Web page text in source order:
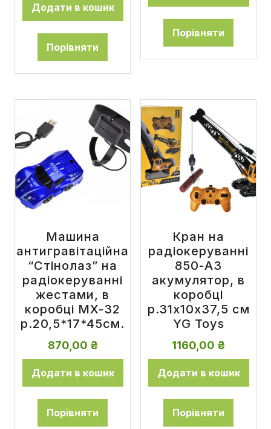
Додати в кошик
Порівняти
Порівняти
Машина
антигравітаційна
“Стінолаз” на
радіокеруванні
жестами, в
коробці MX-32
р.20,5*17*45см.
870,00 ₴
Додати в кошик
Порівняти
Кран на
радіокеруванні
850-A3
акумулятор, в
коробці
р.31x10x37,5 см
YG Toys
1160,00 ₴
Додати в кошик
Порівняти